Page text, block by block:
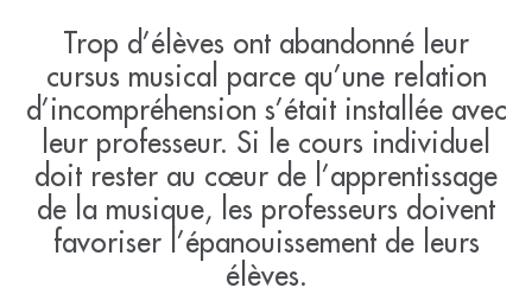
Trop d’élèves ont abandonné leur
cursus musical parce qu’une relation
d’incompréhension s’était installée avec
leur professeur. Si le cours individuel
doit rester au cœur de l’apprentissage
de la musique, les professeurs doivent
favoriser l’épanouissement de leurs
élèves.